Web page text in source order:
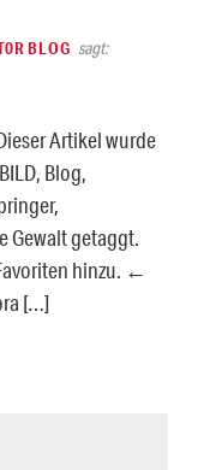
BLOG sagt:
Artikel wurde
Blog,
Gewalt getaggt.
hinzu. ←
[…]